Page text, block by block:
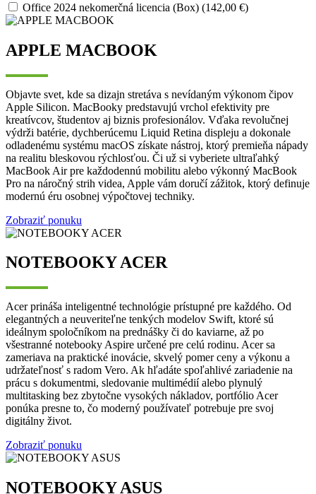
Office 2024 nekomerčná licencia (Box) (142,00 €)
APPLE MACBOOK
Objavte svet, kde sa dizajn stretáva s nevídaným výkonom čipov
Apple Silicon. MacBooky predstavujú vrchol efektivity pre
kreatívcov, študentov aj biznis profesionálov. Vďaka revolučnej
výdrži batérie, dychberúcemu Liquid Retina displeju a dokonale
odladenému systému macOS získate nástroj, ktorý premieňa nápady
na realitu bleskovou rýchlosťou. Či už si vyberiete ultraľahký
MacBook Air pre každodennú mobilitu alebo výkonný MacBook
Pro na náročný strih videa, Apple vám doručí zážitok, ktorý definuje
modernú éru osobnej výpočtovej techniky.
Zobraziť ponuku
NOTEBOOKY ACER
Acer prináša inteligentné technológie prístupné pre každého. Od
elegantných a neuveriteľne tenkých modelov Swift, ktoré sú
ideálnym spoločníkom na prednášky či do kaviarne, až po
všestranné notebooky Aspire určené pre celú rodinu. Acer sa
zameriava na praktické inovácie, skvelý pomer ceny a výkonu a
udržateľnosť s radom Vero. Ak hľadáte spoľahlivé zariadenie na
prácu s dokumentmi, sledovanie multimédií alebo plynulý
multitasking bez zbytočne vysokých nákladov, portfólio Acer
ponúka presne to, čo moderný používateľ potrebuje pre svoj
digitálny život.
Zobraziť ponuku
NOTEBOOKY ASUS